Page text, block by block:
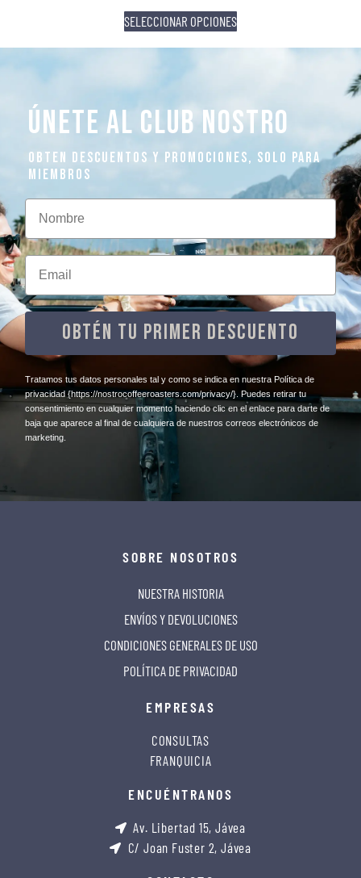
SELECCIONAR OPCIONES
ÚNETE AL CLUB NOSTRO
OBTEN DESCUENTOS Y PROMOCIONES, SOLO PARA
MIEMBROS
Nombre
Email
OBTÉN TU PRIMER DESCUENTO
​Tratamos tus datos personales tal y como se indica en nuestra Política de
privacidad {https://nostrocoffeeroasters.com/privacy/} . Puedes retirar tu
consentimiento en cualquier momento haciendo clic en el enlace para darte de
baja que aparece al final de cualquiera de nuestros correos electrónicos de
marketing.
SOBRE NOSOTROS
NUESTRA HISTORIA
ENVÍOS Y DEVOLUCIONES
CONDICIONES GENERALES DE USO
POLÍTICA DE PRIVACIDAD
EMPRESAS
CONSULTAS
FRANQUICIA
ENCUÉNTRANOS
Av. Libertad 15, Jávea
C/ Joan Fuster 2, Jávea